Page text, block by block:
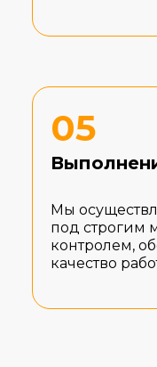
05
Мы
под строгим
контролем,
качество